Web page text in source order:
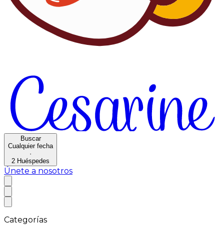
Buscar
Cualquier fecha
·
2 Huéspedes
Únete a nosotros
Categorías